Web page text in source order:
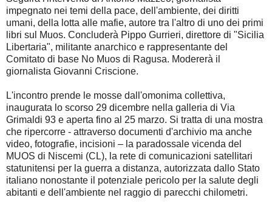
impegnato nei temi della pace, dell'ambiente, dei diritti
umani, della lotta alle mafie, autore tra l'altro di uno dei primi
libri sul Muos. Concluderà Pippo Gurrieri, direttore di "Sicilia
Libertaria", militante anarchico e rappresentante del
Comitato di base No Muos di Ragusa. Modererà il
giornalista Giovanni Criscione.
L'incontro prende le mosse dall'omonima collettiva,
inaugurata lo scorso 29 dicembre nella galleria di Via
Grimaldi 93 e aperta fino al 25 marzo. Si tratta di una mostra
che ripercorre - attraverso documenti d'archivio ma anche
video, fotografie, incisioni – la paradossale vicenda del
MUOS di Niscemi (CL), la rete di comunicazioni satellitari
statunitensi per la guerra a distanza, autorizzata dallo Stato
italiano nonostante il potenziale pericolo per la salute degli
abitanti e dell'ambiente nel raggio di parecchi chilometri.